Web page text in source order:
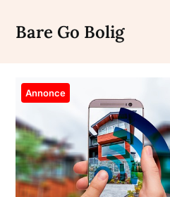
content
Bare Go Bolig
Annonce